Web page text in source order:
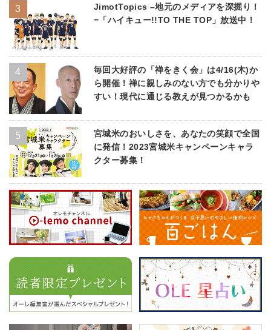
JimotTopics –地元のメディアを深掘り！
−「ハイキュー!!TO THE TOP」放送中！
毎回大好評の「禅をきく会」は4/16(木)か
ら開催！禅に親しみのない方でも分かりや
すい！現代に通じる教えが見つかるかも
宮城米のおいしさを、あなたの笑顔で全国
に発信！2023宮城米キャンペーンキャラ
クター募集！